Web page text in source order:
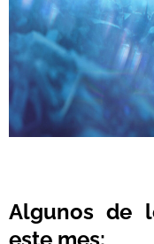
Algunos de